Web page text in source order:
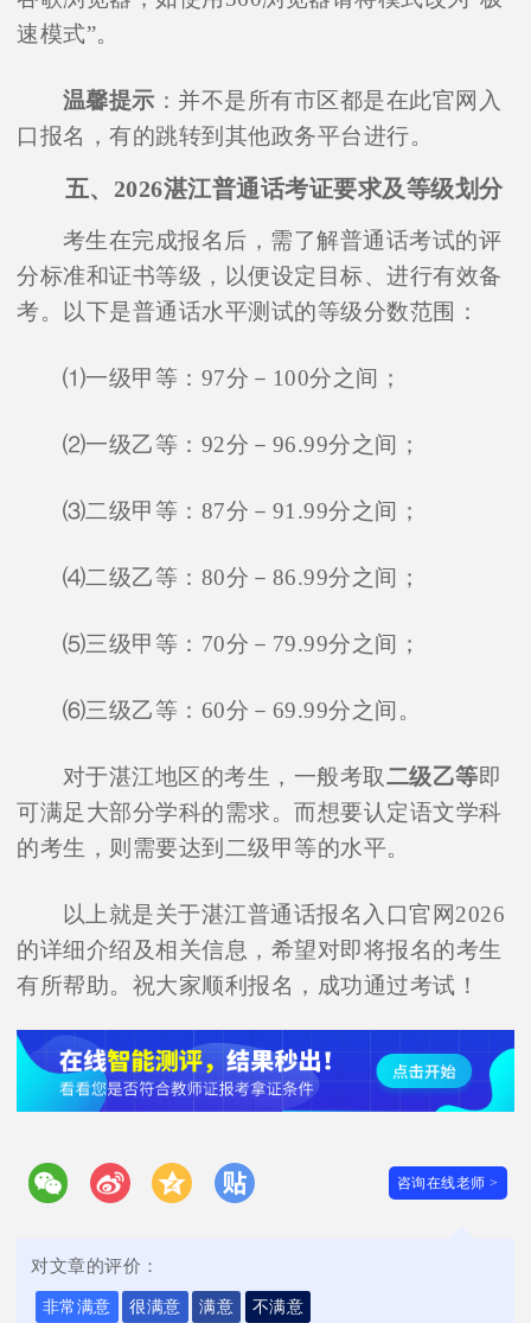
速模式”。
温馨提示 ：并不是所有市区都是在此官网入
口报名，有的跳转到其他政务平台进行。
五、2026湛江普通话考证要求及等级划分
考生在完成报名后，需了解普通话考试的评
分标准和证书等级，以便设定目标、进行有效备
考。以下是普通话水平测试的等级分数范围：
⑴一级甲等：97分－100分之间；
⑵一级乙等：92分－96.99分之间；
⑶二级甲等：87分－91.99分之间；
⑷二级乙等：80分－86.99分之间；
⑸三级甲等：70分－79.99分之间；
⑹三级乙等：60分－69.99分之间。
对于湛江地区的考生，一般考取二级乙等即
可满足大部分学科的需求。而想要认定语文学科
的考生，则需要达到二级甲等的水平。
以上就是关于湛江普通话报名入口官网2026
的详细介绍及相关信息，希望对即将报名的考生
有所帮助。祝大家顺利报名，成功通过考试！
咨询在线老师 >
对文章的评价：
非常满意 很满意 满意 不满意